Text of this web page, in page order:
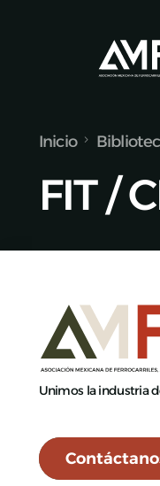
Inicio
FIT /
Unimos la industria